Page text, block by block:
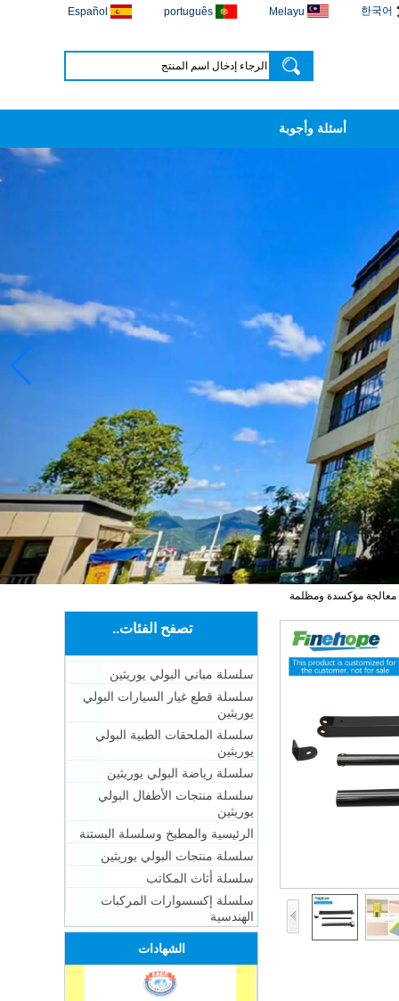
한국어
Melayu
português
Español
أسئلة وأجوبة
معالجة مؤكسدة ومظلمة
تصفح الفئات..
سلسلة مباني البولي يوريثين
سلسلة قطع غيار السيارات البولي
يوريثين
سلسلة الملحقات الطبية البولي
يوريثين
سلسلة رياضة البولي يوريثين
سلسلة منتجات الأطفال البولي
يوريثين
الرئيسية والمطبخ وسلسلة البستنة
سلسلة منتجات البولي يوريثين
سلسلة أثاث المكاتب
سلسلة إكسسوارات المركبات
الهندسية
الشهادات